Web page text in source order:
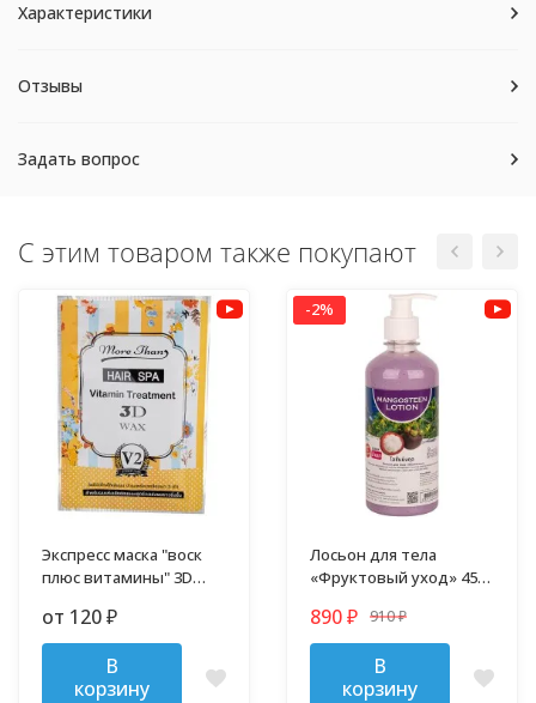
Характеристики
Отзывы
Задать вопрос
С этим товаром также покупают
Экспресс маска "воск
плюс витамины" 3D
от 120 ₽
В
корзину
-2%
Лосьон для тела
«Фруктовый уход» 450
890 ₽ 910₽
В
корзину